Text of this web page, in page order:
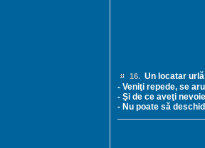
16. Un locatar
- Veniţi repede, se
- Şi de ce aveţi
- Nu poate să